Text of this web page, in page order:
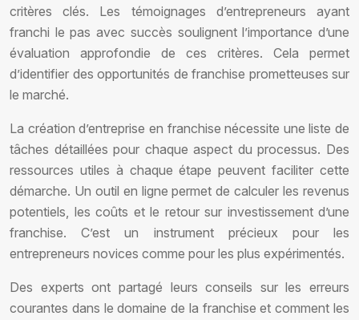
critères clés. Les témoignages d’entrepreneurs ayant
franchi le pas avec succès soulignent l’importance d’une
évaluation approfondie de ces critères. Cela permet
d’identifier des opportunités de franchise prometteuses sur
le marché.
La création d’entreprise en franchise nécessite une liste de
tâches détaillées pour chaque aspect du processus. Des
ressources utiles à chaque étape peuvent faciliter cette
démarche. Un outil en ligne permet de calculer les revenus
potentiels, les coûts et le retour sur investissement d’une
franchise. C’est un instrument précieux pour les
entrepreneurs novices comme pour les plus expérimentés.
Des experts ont partagé leurs conseils sur les erreurs
courantes dans le domaine de la franchise et comment les